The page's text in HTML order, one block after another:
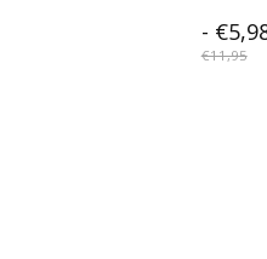
-
€11,95